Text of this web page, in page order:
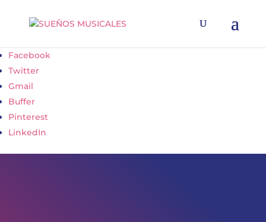
Facebook
Twitter
Gmail
Buffer
Pinterest
LinkedIn